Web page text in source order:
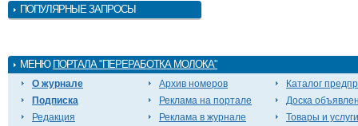
ПОПУЛЯРНЫЕ ЗАПРОСЫ
МЕНЮ ПОРТАЛА "ПЕРЕРАБОТКА МОЛОКА"
О журнале
Подписка
Редакция
Архив номеров
Реклама на портале
Реклама в журнале
Каталог
Доска
Товары и услуги